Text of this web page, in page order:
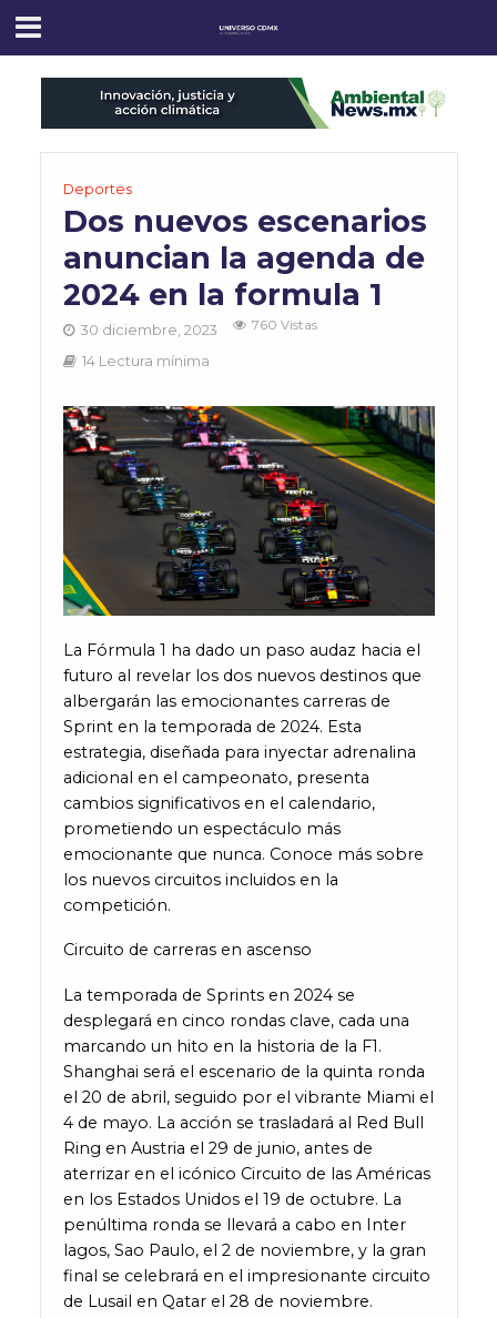
Deportes
Dos nuevos escenarios
anuncian la agenda de
2024 en la formula 1
30 diciembre, 2023 760 Vistas
14 Lectura mínima
La Fórmula 1 ha dado un paso audaz hacia el
futuro al revelar los dos nuevos destinos que
albergarán las emocionantes carreras de
Sprint en la temporada de 2024. Esta
estrategia, diseñada para inyectar adrenalina
adicional en el campeonato, presenta
cambios significativos en el calendario,
prometiendo un espectáculo más
emocionante que nunca. Conoce más sobre
los nuevos circuitos incluidos en la
competición.
Circuito de carreras en ascenso
La temporada de Sprints en 2024 se
desplegará en cinco rondas clave, cada una
marcando un hito en la historia de la F1.
Shanghai será el escenario de la quinta ronda
el 20 de abril, seguido por el vibrante Miami el
4 de mayo. La acción se trasladará al Red Bull
Ring en Austria el 29 de junio, antes de
aterrizar en el icónico Circuito de las Américas
en los Estados Unidos el 19 de octubre. La
penúltima ronda se llevará a cabo en Inter
lagos, Sao Paulo, el 2 de noviembre, y la gran
final se celebrará en el impresionante circuito
de Lusail en Qatar el 28 de noviembre.